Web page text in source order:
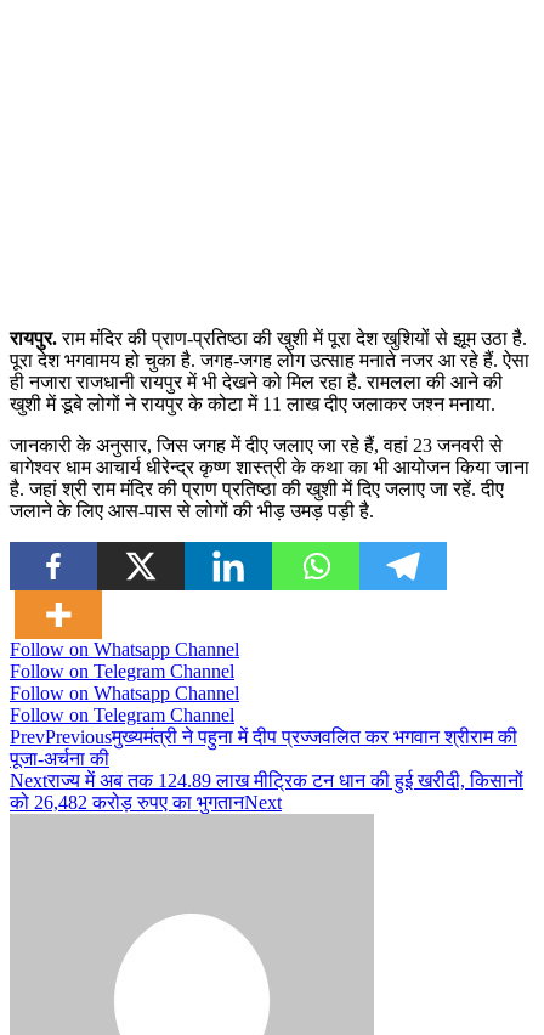
रायपुर.राम मंदिर की प्राण-प्रतिष्ठा की खुशी में पूरा देश खुशियों से झूम उठा है.
पूरा देश भगवामय हो चुका है. जगह-जगह लोग उत्साह मनाते नजर आ रहे हैं. ऐसा
ही नजारा राजधानी रायपुर में भी देखने को मिल रहा है. रामलला की आने की
खुशी में डूबे लोगों ने रायपुर के कोटा में 11 लाख दीए जलाकर जश्न मनाया.
जानकारी के अनुसार, जिस जगह में दीए जलाए जा रहे हैं, वहां 23 जनवरी से
बागेश्वर धाम आचार्य धीरेन्द्र कृष्ण शास्त्री के कथा का भी आयोजन किया जाना
है. जहां श्री राम मंदिर की प्राण प्रतिष्ठा की खुशी में दिए जलाए जा रहें. दीए
जलाने के लिए आस-पास से लोगों की भीड़ उमड़ पड़ी है.
Follow on Whatsapp Channel
Follow on Telegram Channel
Follow on Whatsapp Channel
Follow on Telegram Channel
PrevPreviousमुख्यमंत्री ने पहुना में दीप प्रज्जवलित कर भगवान श्रीराम की
पूजा-अर्चना की
Nextराज्य में अब तक 124.89 लाख मीट्रिक टन धान की हुई खरीदी, किसानों
को 26,482 करोड़ रुपए का भुगतानNext